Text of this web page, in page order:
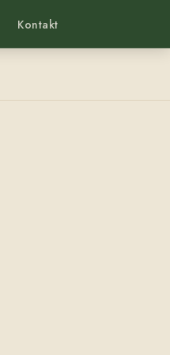
Kontakt